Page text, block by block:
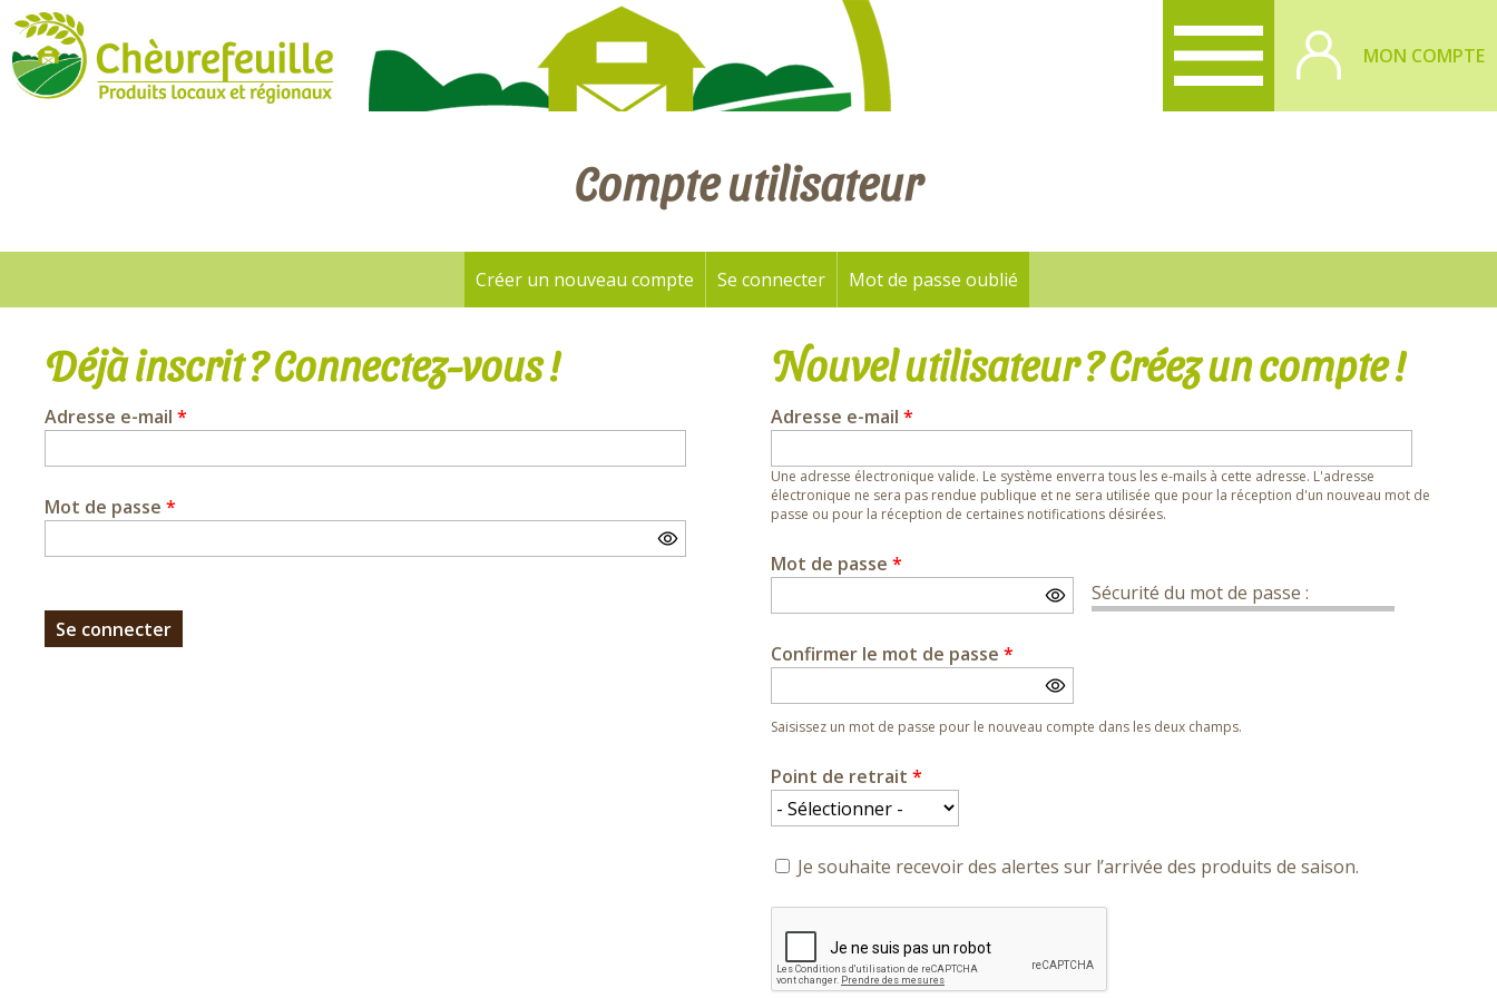
MON COMPTE
Compte utilisateur
Onglets
principaux
Créer un nouveau compte Se connecter (onglet actif)
Mot de passe oublié
Déjà inscrit ? Connectez-vous !
Adresse e-mail *
Mot de passe *
Nouvel utilisateur ? Créez un compte !
Adresse e-mail *
Une adresse électronique valide. Le système enverra tous les e-mails à cette adresse. L'adresse
électronique ne sera pas rendue publique et ne sera utilisée que pour la réception d'un nouveau mot de
passe ou pour la réception de certaines notifications désirées.
Mot de passe *
Sécurité du mot de passe :
Confirmer le mot de passe *
Saisissez un mot de passe pour le nouveau compte dans les deux champs.
Point de retrait *
Je souhaite recevoir des alertes sur l’arrivée des produits de saison.